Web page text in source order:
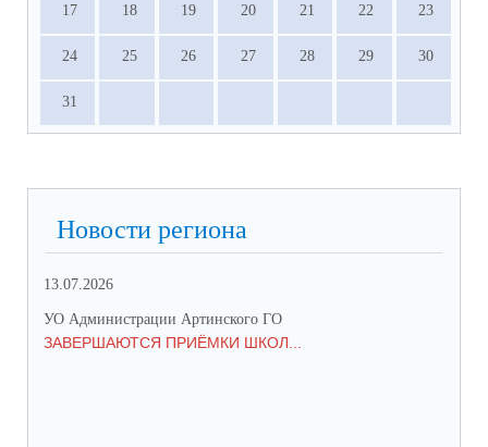
17 18 19 20 21 22 23
24 25 26 27 28 29 30
31
Новости региона
13.07.2026
УО Администрации Артинского ГО
ЗАВЕРШАЮТСЯ ПРИЁМКИ ШКОЛ...